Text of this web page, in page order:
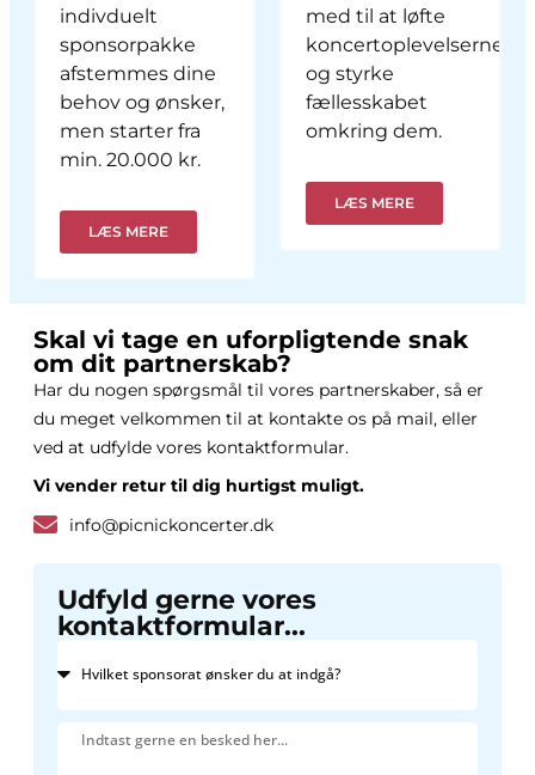
indivduelt
sponsorpakke
afstemmes dine
behov og ønsker,
men starter fra
min. 20.000 kr.
LÆS MERE
med til at løfte
koncertoplevelserne
og styrke
fællesskabet
omkring dem.
LÆS MERE
Skal vi tage en uforpligtende snak
om dit partnerskab?
Har du nogen spørgsmål til vores partnerskaber, så er
du meget velkommen til at kontakte os på mail, eller
ved at udfylde vores kontaktformular.
Vi vender retur til dig hurtigst muligt.
info@picnickoncerter.dk
Udfyld gerne vores
kontaktformular...